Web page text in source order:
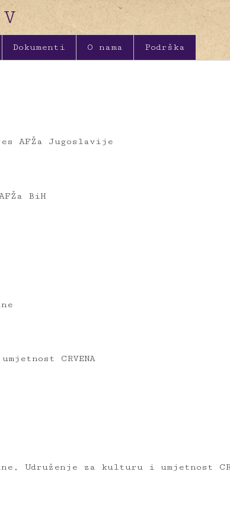
Dokumenti O nama Podrška
AFŽa Jugoslavije
BiH
CRVENA
Udruženje za kulturu i umjetnost